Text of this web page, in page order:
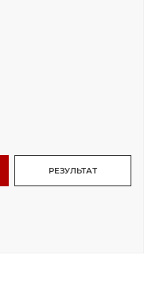
РЕЗУЛЬТАТ